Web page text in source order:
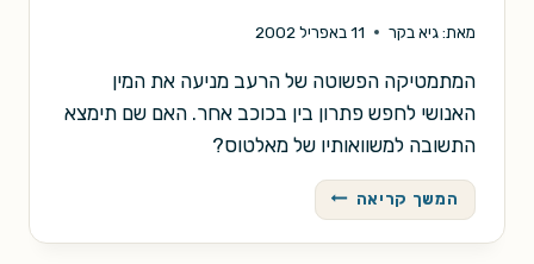
מאת:גיא בקר 11 באפריל 2002
המתמטיקה הפשוטה של הרעב מניעה את המין
האנושי לחפש פתרון בין בכוכב אחר. האם שם תימצא
התשובה למשוואותיו של מאלטוס?
המשך קריאה הפיקניק
האחרון